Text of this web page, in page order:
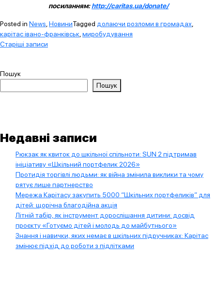
посиланням:http://caritas.ua/donate/
Posted in News НовиниTagged долаючи розломи в громадах
карітас івано-франківськ миробудування
Навігація
записами
Старіші записи
Пошук
Пошук
Недавні записи
Рюкзак як квиток до шкільної спільноти: SUN 2 підтримав
ініціативу «Шкільний портфелик 2026»
Протидія торгівлі людьми: як війна змінила виклики та чому
рятує лише партнерство
Мережа Карітасу закупить 5000 “Шкільних портфеликів” для
дітей: щорічна благодійна акція
Літній табір, як інструмент дорослішання дитини: досвід
проєкту «Готуємо дітей і молодь до майбутнього»
Знання і навички, яких немає в шкільних підручниках: Карітас
змінює підхід до роботи з підлітками